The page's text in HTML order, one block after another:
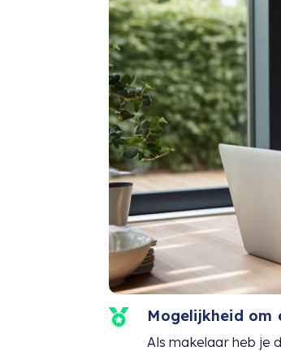
 Mogelijkheid om
Als makelaar heb je